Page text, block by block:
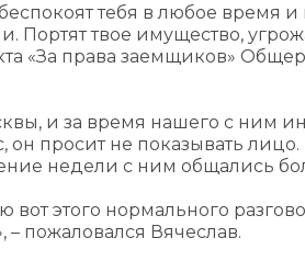
тебя в любое
Портят твое имущество,
«За права заемщиков»
и за время нашего с ним
просит не показывать
недели с ним общались
вот этого нормального
– пожаловался Вячеслав.